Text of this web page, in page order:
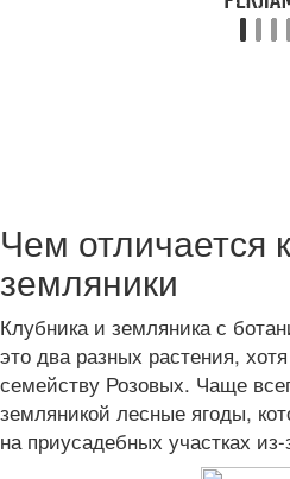
Чем отличается
земляники
Клубника и земляника с
это два разных растения,
семейству Розовых. Чаще
земляникой лесные ягоды,
на приусадебных участках